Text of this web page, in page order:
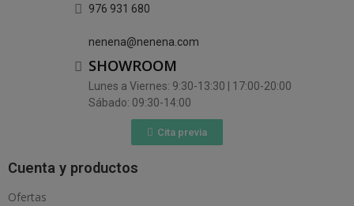
976 931 680
nenena@nenena.com
SHOWROOM
Lunes a Viernes: 9:30-13:30 | 17:00-20:00
Sábado: 09:30-14:00
Cita previa
Cuenta y productos
Ofertas